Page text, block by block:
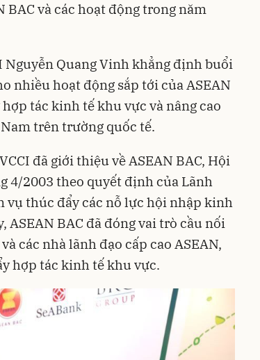
BAC và các hoạt động trong năm
Nguyễn Quang Vinh khẳng định buổi
nhiều hoạt động sắp tới của ASEAN
tác kinh tế khu vực và nâng cao
trên trường quốc tế.
đã giới thiệu về ASEAN BAC, Hội
4/2003 theo quyết định của Lãnh
vụ thúc đẩy các nỗ lực hội nhập kinh
BAC đã đóng vai trò cầu nối
các nhà lãnh đạo cấp cao ASEAN,
hợp tác kinh tế khu vực.